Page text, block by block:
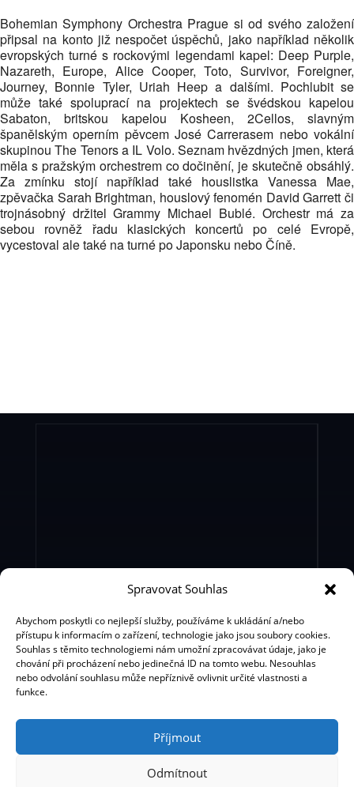
Spravovat Souhlas
Abychom poskytli co nejlepší služby, používáme k ukládání a/nebo
přístupu k informacím o zařízení, technologie jako jsou soubory cookies.
Souhlas s těmito technologiemi nám umožní zpracovávat údaje, jako je
chování při procházení nebo jedinečná ID na tomto webu. Nesouhlas
nebo odvolání souhlasu může nepříznivě ovlivnit určité vlastnosti a
funkce.
Příjmout
Odmítnout
Bohemian Symphony Orchestra Prague si od svého založení
připsal na konto již nespočet úspěchů, jako například několik
evropských turné s rockovými legendami kapel: Deep Purple,
Nazareth, Europe, Alice Cooper, Toto, Survivor, Foreigner,
Journey, Bonnie Tyler, Uriah Heep a dalšími. Pochlubit se
může také spoluprací na projektech se švédskou kapelou
Sabaton, britskou kapelou Kosheen, 2Cellos, slavným
španělským operním pěvcem José Carrerasem nebo vokální
skupinou The Tenors a IL Volo. Seznam hvězdných jmen, která
měla s pražským orchestrem co dočinění, je skutečně obsáhlý.
Za zmínku stojí například také houslistka Vanessa Mae,
zpěvačka Sarah Brightman, houslový fenomén David Garrett či
trojnásobný držitel Grammy Michael Bublé. Orchestr má za
sebou rovněž řadu klasických koncertů po celé Evropě,
vycestoval ale také na turné po Japonsku nebo Číně.
Bohemian Music Agency s.r.o.
BMA Production Ltd.
SOCIAL MEDIA